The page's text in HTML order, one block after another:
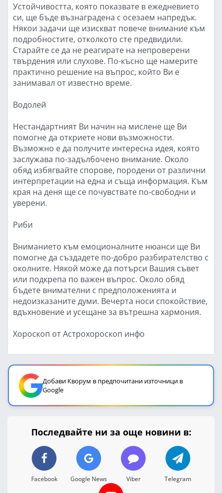
Устойчивостта, която показвате в ежедневието
си, ще бъде възнаградена с осезаем напредък.
Някои задачи ще изискват повече внимание към
подробностите, отколкото сте предвидили.
Старайте се да не реагирате на непроверени
твърдения или слухове. По-късно ще намерите
практично решение на въпрос, който Ви е
занимавал от известно време.
Водолей
Нестандартният Ви начин на мислене ще Ви
помогне да откриете нови възможности.
Възможно е да получите интересна идея, която
заслужава по-задълбочено внимание. Около
обяд избягвайте спорове, породени от различни
интерпретации на една и съща информация. Към
края на деня ще се почувствате по-свободни и
уверени.
Риби
Вниманието към емоционалните нюанси ще Ви
помогне да създадете по-добро разбирателство с
околните. Някой може да потърси Вашия съвет
или подкрепа по важен въпрос. Около обяд
бъдете внимателни с предположенията и
недоизказаните думи. Вечерта носи спокойствие,
вдъхновение и усещане за вътрешна хармония.
Хороскоп от Астрохороскоп инфо
Добави Кворум в предпочитани източници в
Google
Последвайте ни за още новини в:
Facebook Google News Viber Telegram